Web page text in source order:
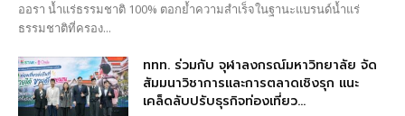
ออรา น้ำแร่ธรรมชาติ 100% ตอกย้ำความสำเร็จในฐานะแบรนด์น้ำแร่
ธรรมชาติที่ครอง...
ททท. ร่วมกับ จุฬาลงกรณ์มหาวิทยาลัย จัด
สัมมนาวิชาการและการตลาดเชิงรุก แนะ
เคล็ดลับปรับธุรกิจท่องเที่ยว...